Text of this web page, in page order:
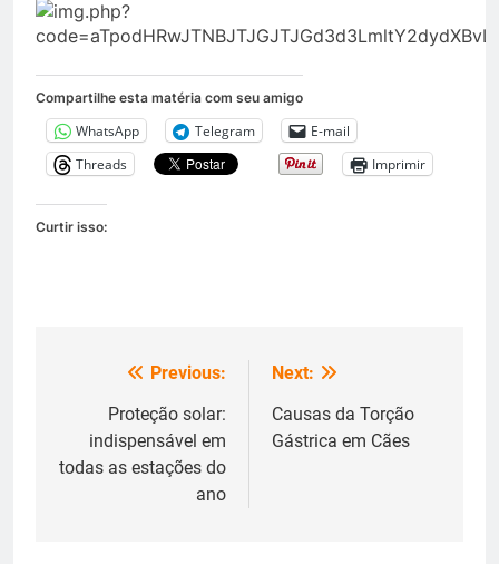
Compartilhe esta matéria com seu amigo
WhatsApp Telegram
E-mail
Threads
Imprimir
Curtir isso:
Navegação
Post
Previous:
Proteção solar:
indispensável em
todas as estações do
ano
Next:
Causas da Torção
Gástrica em Cães